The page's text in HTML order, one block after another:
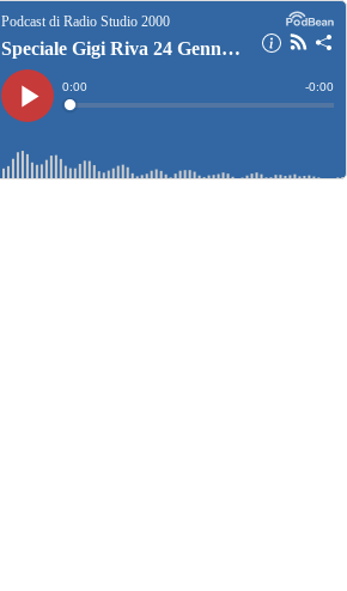
Podcast di Radio Studio 2000
Speciale Gigi Riva 24 Gennaio 2024
Play
Current
Time
0:00
Loaded:
Time
-0:00